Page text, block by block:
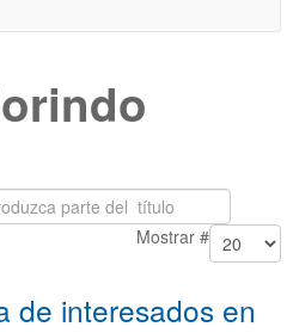
Mostrar #
de interesados en